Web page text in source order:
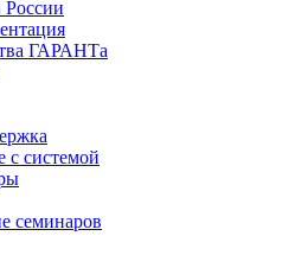
ГАРАНТа
с системой
семинаров